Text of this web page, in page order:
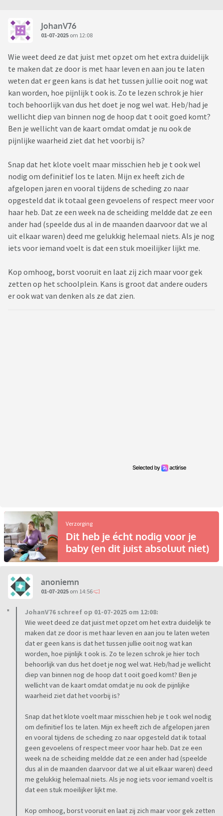
JohanV76
01-07-2025 om 12:08
Wie weet deed ze dat juist met opzet om het extra duidelijk
te maken dat ze door is met haar leven en aan jou te laten
weten dat er geen kans is dat het tussen jullie ooit nog wat
kan worden, hoe pijnlijk t ook is. Zo te lezen schrok je hier
toch behoorlijk van dus het doet je nog wel wat. Heb/had je
wellicht diep van binnen nog de hoop dat t ooit goed komt?
Ben je wellicht van de kaart omdat omdat je nu ook de
pijnlijke waarheid ziet dat het voorbij is?
Snap dat het klote voelt maar misschien heb je t ook wel
nodig om definitief los te laten. Mijn ex heeft zich de
afgelopen jaren en vooral tijdens de scheding zo naar
opgesteld dat ik totaal geen gevoelens of respect meer voor
haar heb. Dat ze een week na de scheiding meldde dat ze een
ander had (speelde dus al in de maanden daarvoor dat we al
uit elkaar waren) deed me gelukkig helemaal niets. Als je nog
iets voor iemand voelt is dat een stuk moeilijker lijkt me.
Kop omhoog, borst vooruit en laat zij zich maar voor gek
zetten op het schoolplein. Kans is groot dat andere ouders
er ook wat van denken als ze dat zien.
Verzorging
Dit heb je écht nodig voor je
baby (en dit juist absoluut niet)
anoniemn
01-07-2025 om 14:56
JohanV76 schreef op 01-07-2025 om 12:08:
Wie weet deed ze dat juist met opzet om het extra duidelijk te
maken dat ze door is met haar leven en aan jou te laten weten
dat er geen kans is dat het tussen jullie ooit nog wat kan
worden, hoe pijnlijk t ook is. Zo te lezen schrok je hier toch
behoorlijk van dus het doet je nog wel wat. Heb/had je wellicht
diep van binnen nog de hoop dat t ooit goed komt? Ben je
wellicht van de kaart omdat omdat je nu ook de pijnlijke
waarheid ziet dat het voorbij is?
Snap dat het klote voelt maar misschien heb je t ook wel nodig
om definitief los te laten. Mijn ex heeft zich de afgelopen jaren
en vooral tijdens de scheding zo naar opgesteld dat ik totaal
geen gevoelens of respect meer voor haar heb. Dat ze een
week na de scheiding meldde dat ze een ander had (speelde
dus al in de maanden daarvoor dat we al uit elkaar waren) deed
me gelukkig helemaal niets. Als je nog iets voor iemand voelt is
dat een stuk moeilijker lijkt me.
Kop omhoog, borst vooruit en laat zij zich maar voor gek zetten